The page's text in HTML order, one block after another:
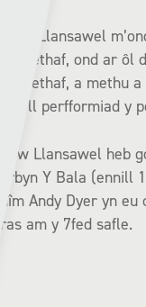
Dyw Llansawel
ddiwethaf, ond ar ôl
ddiwethaf, a methu
gwell perfformiad y
Dyw Llansawel heb
erbyn Y Bala
dîm Andy Dyer yn
ras am y 7fed safle.